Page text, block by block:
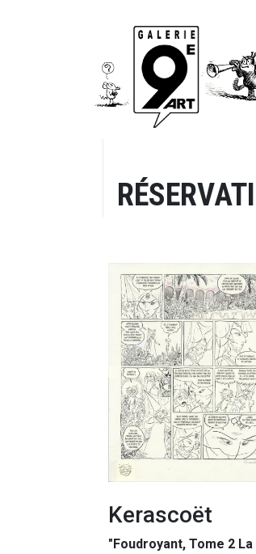
Kerascoët
"Foudroyant, Tome 2